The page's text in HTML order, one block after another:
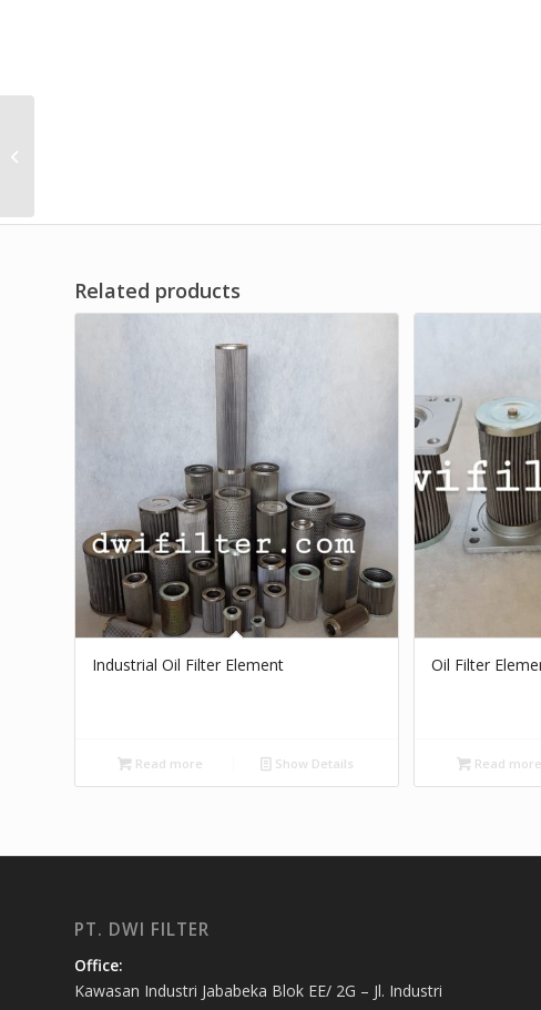
Related products
Industrial Oil Filter Element
Read more Show Details
Oil Filter
Read more
PT. DWI FILTER
Office:
Kawasan Industri Jababeka Blok EE/ 2G – Jl. Industri